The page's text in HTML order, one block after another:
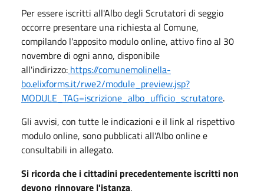
Per essere iscritti all'Albo degli Scrutatori di seggio
occorre presentare una richiesta al Comune,
compilando l'apposito modulo online, attivo fino al 30
novembre di ogni anno, disponibile
all'indirizzo: https://comunemolinella-
bo.elixforms.it/rwe2/module_preview.jsp?
MODULE_TAG=iscrizione_albo_ufficio_scrutatore.
Gli avvisi, con tutte le indicazioni e il link al rispettivo
modulo online, sono pubblicati all'Albo online e
consultabili in allegato.
Si ricorda che i cittadini precedentemente iscritti non
devono rinnovare l'istanza.